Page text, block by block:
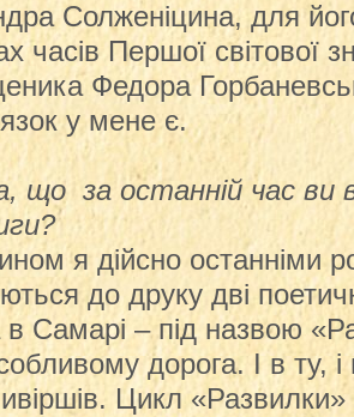
Солженіцина, для
часів Першої світової
Федора
у мене є.
що за останній час ви
я дійсно останніми
до друку дві
в Самарі – під назвою
дорога. І в ту,
Цикл «Развилки»